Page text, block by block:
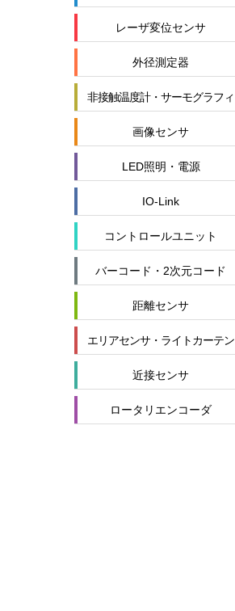
レーザ変位センサ
外径測定器
非接触温度計・サーモグラフィ
画像センサ
LED照明・電源
IO-Link
コントロールユニット
バーコード・2次元コード
距離センサ
エリアセンサ・ライトカーテン
近接センサ
ロータリエンコーダ